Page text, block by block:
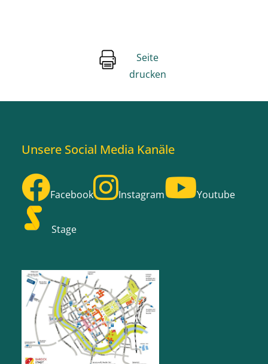
Seite
drucken
Unsere Social Media Kanäle
Facebook Instagram Youtube
Stage